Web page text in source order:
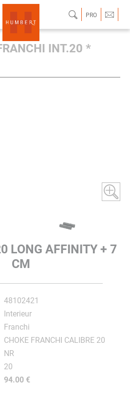
PRO
INT.20 *
LONG AFFINITY + 7
CM
48102421
Interieur
Franchi
CHOKE FRANCHI CALIBRE 20
NR
20
94.00 €